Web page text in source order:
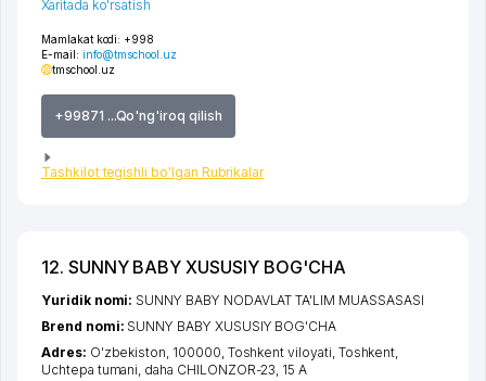
Mamlakat kodi: +998
E-mail: info@tmschool.uz
tmschool.uz
+99871 ...Qo'ng'iroq qilish
Tashkilot tegishli bo'lgan Rubrikalar
Xaritada ko'rsatish
12. SUNNY BABY XUSUSIY BOG'CHA
Yuridik nomi: SUNNY BABY NODAVLAT TA'LIM MUASSASASI
Brend nomi: SUNNY BABY XUSUSIY BOG'CHA
Adres: O'zbekiston, 100000, Toshkent viloyati, Toshkent,
Uchtepa tumani, daha CHILONZOR-23, 15 A